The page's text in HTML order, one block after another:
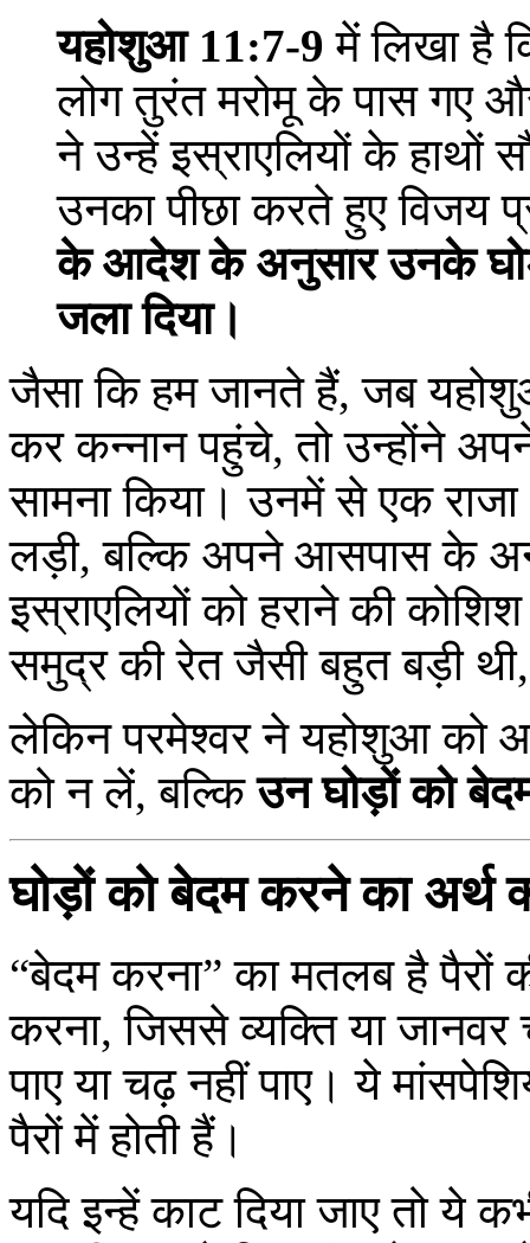
यहोशुआ 11:7-9 में लिखा है
लोग तुरंत मरोमू के पास गए
ने उन्हें इस्राएलियों के हाथों
उनका पीछा करते हुए विजय
के आदेश के अनुसार उनके
जला दिया।
जैसा कि हम जानते हैं, जब
कर कन्नान पहुंचे, तो उन्होंने
सामना किया। उनमें से एक
लड़ी, बल्कि अपने आसपास के
इस्राएलियों को हराने की
समुद्र की रेत जैसी बहुत बड़ी
लेकिन परमेश्वर ने यहोशुआ को
को न लें, बल्किउन घोड़ों को
घोड़ों को बेदम करने का अर्थ
“बेदम करना” का मतलब है पैरों
करना, जिससे व्यक्ति या जानवर
पाए या चढ़ नहीं पाए। ये
पैरों में होती हैं।
यदि इन्हें काट दिया जाए तो ये